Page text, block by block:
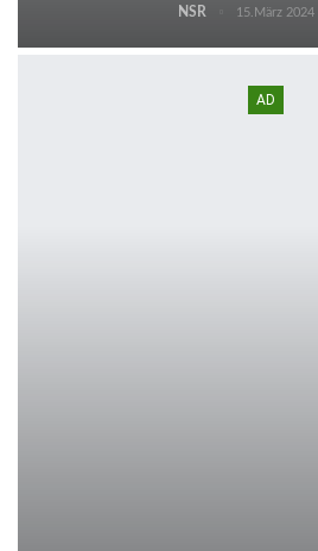
NSR 15.März 2024
AD